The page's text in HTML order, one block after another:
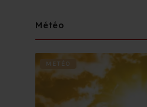
Météo
METÉO